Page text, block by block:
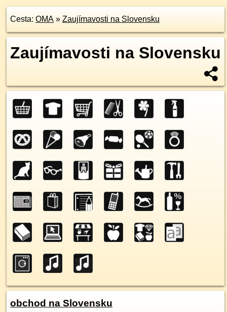
Cesta: OMA » Zaujímavosti na Slovensku
Zaujímavosti na Slovensku
obchod na Slovensku